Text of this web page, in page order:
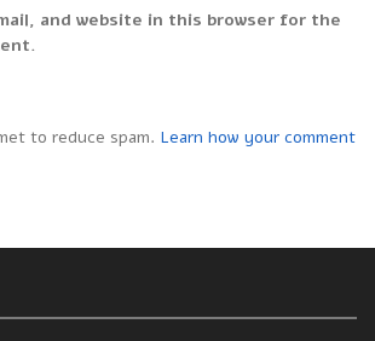
and website in this browser for the
to reduce spam. Learn how your comment